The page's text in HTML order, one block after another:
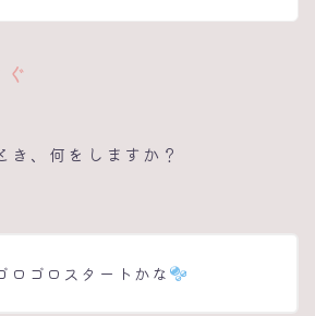
き、何をしますか？
ロゴロスタートかな